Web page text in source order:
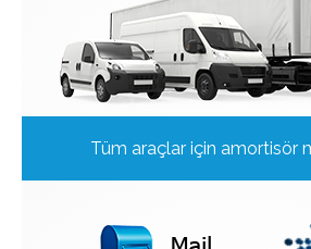
Tüm araçlar için amortisör